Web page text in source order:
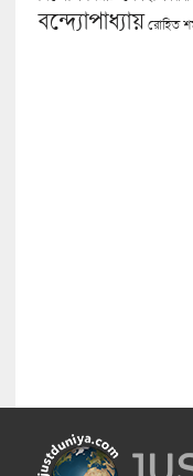
বন্দ্যোপাধ্যায় রোহিত